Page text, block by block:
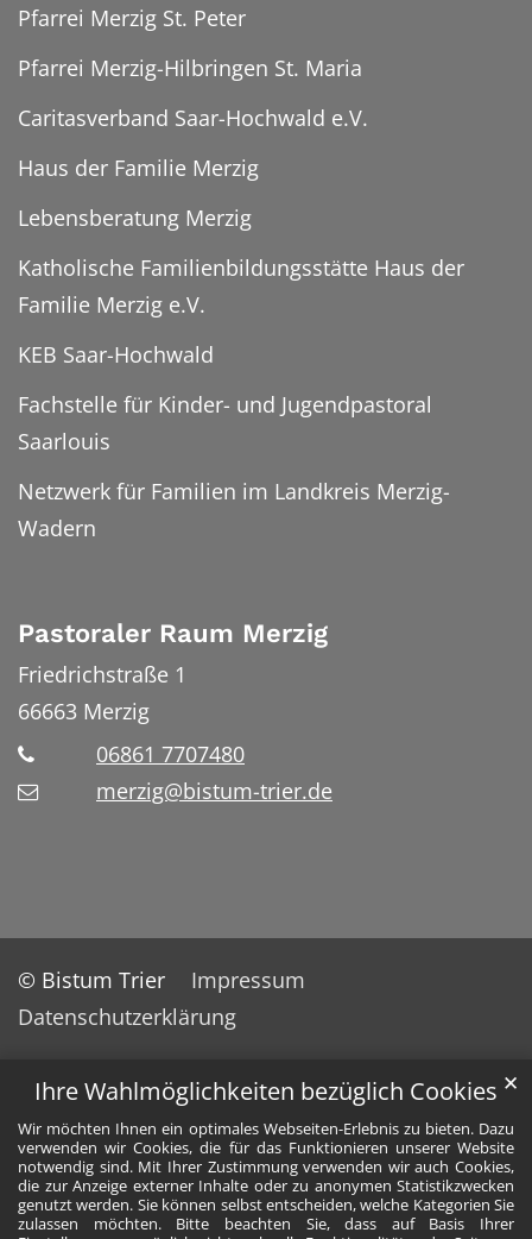
Ihre Wahlmöglichkeiten bezüglich Cookies
Wir möchten Ihnen ein optimales Webseiten-Erlebnis zu bieten. Dazu
verwenden wir Cookies, die für das Funktionieren unserer Website
notwendig sind. Mit Ihrer Zustimmung verwenden wir auch Cookies,
die zur Anzeige externer Inhalte oder zu anonymen Statistikzwecken
genutzt werden. Sie können selbst entscheiden, welche Kategorien Sie
zulassen möchten. Bitte beachten Sie, dass auf Basis Ihrer
✕
Pfarrei Merzig St. Peter
Pfarrei Merzig-Hilbringen St. Maria
Caritasverband Saar-Hochwald e.V.
Haus der Familie Merzig
Lebensberatung Merzig
Katholische Familienbildungsstätte Haus der
Familie Merzig e.V.
KEB Saar-Hochwald
Fachstelle für Kinder- und Jugendpastoral
Saarlouis
Netzwerk für Familien im Landkreis Merzig-
Wadern
Pastoraler Raum Merzig
Friedrichstraße 1
66663 Merzig
06861 7707480
merzig@bistum-trier.de
© Bistum Trier
Impressum
Datenschutzerklärung